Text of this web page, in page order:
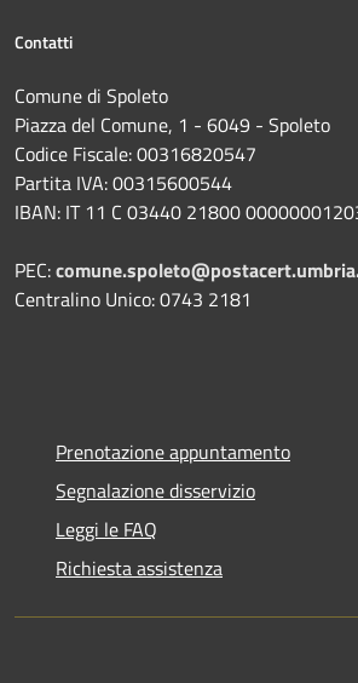
Contatti
Comune di Spoleto
Piazza del Comune, 1 - 6049 - Spoleto
Codice Fiscale: 00316820547
Partita IVA: 00315600544
IBAN: IT 11 C 03440 21800
PEC:
Centralino Unico: 0743 2181
Prenotazione appuntamento
Segnalazione disservizio
Leggi le FAQ
Richiesta assistenza